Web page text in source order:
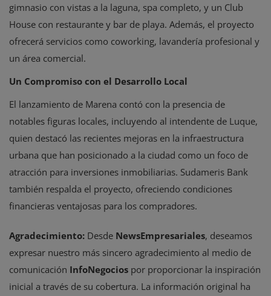
gimnasio con vistas a la laguna, spa completo, y un Club
House con restaurante y bar de playa. Además, el proyecto
ofrecerá servicios como coworking, lavandería profesional y
un área comercial.
Un Compromiso con el Desarrollo Local
El lanzamiento de Marena contó con la presencia de
notables figuras locales, incluyendo al intendente de Luque,
quien destacó las recientes mejoras en la infraestructura
urbana que han posicionado a la ciudad como un foco de
atracción para inversiones inmobiliarias. Sudameris Bank
también respalda el proyecto, ofreciendo condiciones
financieras ventajosas para los compradores.
Agradecimiento: Desde NewsEmpresariales, deseamos
expresar nuestro más sincero agradecimiento al medio de
comunicación InfoNegocios por proporcionar la inspiración
inicial a través de su cobertura. La información original ha